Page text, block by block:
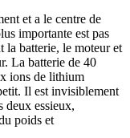
et a le centre de
importante est pas
la batterie, le moteur et
La batterie de 40
ions de lithium
Il est invisiblement
deux essieux,
poids et